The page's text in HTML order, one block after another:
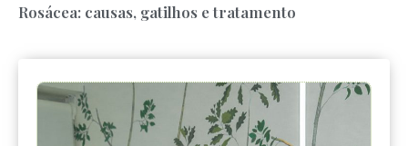
Rosácea: causas, gatilhos e tratamento